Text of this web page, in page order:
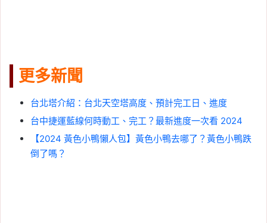
更多新聞
台北塔介紹：台北天空塔高度、預計完工日、進度
台中捷運藍線何時動工、完工？最新進度一次看 2024
【2024 黃色小鴨懶人包】黃色小鴨去哪了？黃色小鴨跌
倒了嗎？